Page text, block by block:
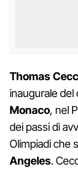
Thomas
inaugurale del
Monaco, nel
dei passi di
Olimpiadi che
Angeles.